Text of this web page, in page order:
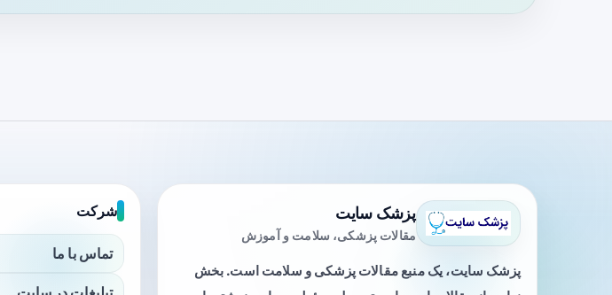
پزشک سایت
مقالات پزشکی، سلامت و آموزش
پزشک سایت، یک منبع مقالات پزشکی و سلامت است. بخش
شرکت
تماس با ما